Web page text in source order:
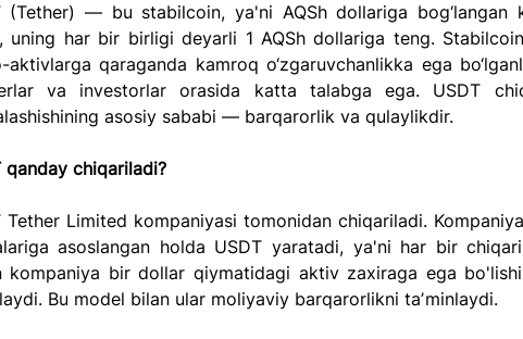
(Tether) — bu stabilcoin, ya'ni AQSh dollariga bog‘langan
uning har bir birligi deyarli 1 AQSh dollariga teng.
aktivlarga qaraganda kamroq o‘zgaruvchanlikka ega
va investorlar orasida katta talabga ega. USDT
asosiy sababi — barqarorlik va qulaylikdir.
qanday chiqariladi?
Tether Limited kompaniyasi tomonidan chiqariladi.
asoslangan holda USDT yaratadi, ya'ni har bir
kompaniya bir dollar qiymatidagi aktiv zaxiraga ega
Bu model bilan ular moliyaviy barqarorlikni taʼminlaydi.